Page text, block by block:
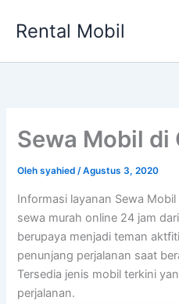
Rental Mobil
Sewa Mobil di
Olehsyahied/Agustus 3, 2020
Informasi layanan Sewa
sewa murah online 24 jam
berupaya menjadi teman
penunjang perjalanan saat
Tersedia jenis mobil terkini
perjalanan.